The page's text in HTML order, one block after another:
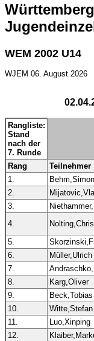
WEM 2002 U14
WJEM 06. August 2026
Rangliste:
Stand
nach der
7. Runde
Rang
Teilnehmer
1.
Behm,Simon
2.
3.
4.
5.
6.
Müller,Ulrich
7.
8.
Karg,Oliver
9.
Beck,Tobias
10.
Witte,Stefan
11.
Luo,Xinping
12.